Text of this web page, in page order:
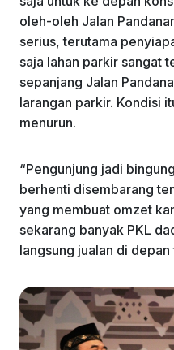
oleh-oleh Jalan
serius, terutama
saja lahan parkir sangat
sepanjang Jalan
larangan parkir. Kondisi
menurun.
“Pengunjung jadi
berhenti disembarang
yang membuat omzet
sekarang banyak PKL
langsung jualan di